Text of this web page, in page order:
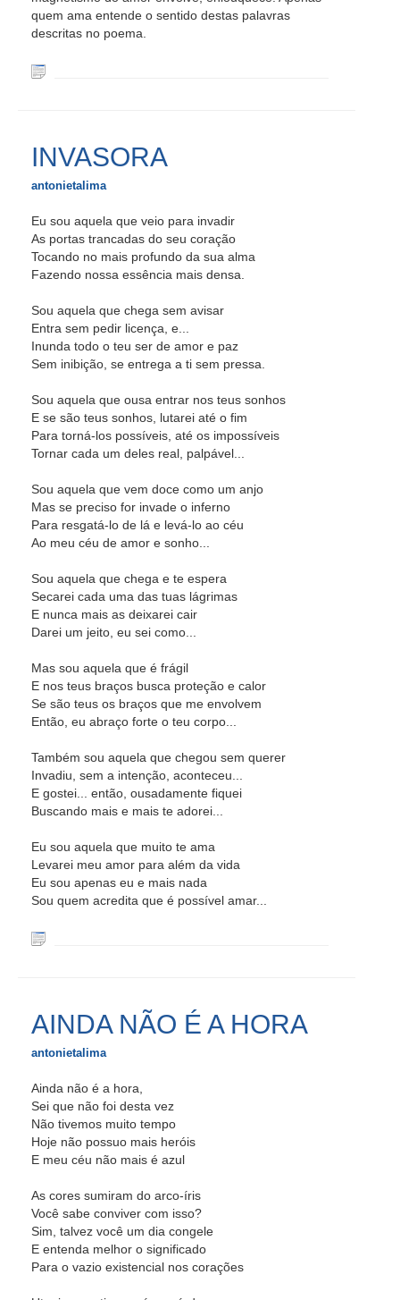
quem ama entende o sentido destas palavras
descritas no poema.
INVASORA
antonietalima
Eu sou aquela que veio para invadir
As portas trancadas do seu coração
Tocando no mais profundo da sua alma
Fazendo nossa essência mais densa.
Sou aquela que chega sem avisar
Entra sem pedir licença, e...
Inunda todo o teu ser de amor e paz
Sem inibição, se entrega a ti sem pressa.
Sou aquela que ousa entrar nos teus sonhos
E se são teus sonhos, lutarei até o fim
Para torná-los possíveis, até os impossíveis
Tornar cada um deles real, palpável...
Sou aquela que vem doce como um anjo
Mas se preciso for invade o inferno
Para resgatá-lo de lá e levá-lo ao céu
Ao meu céu de amor e sonho...
Sou aquela que chega e te espera
Secarei cada uma das tuas lágrimas
E nunca mais as deixarei cair
Darei um jeito, eu sei como...
Mas sou aquela que é frágil
E nos teus braços busca proteção e calor
Se são teus os braços que me envolvem
Então, eu abraço forte o teu corpo...
Também sou aquela que chegou sem querer
Invadiu, sem a intenção, aconteceu...
E gostei... então, ousadamente fiquei
Buscando mais e mais te adorei...
Eu sou aquela que muito te ama
Levarei meu amor para além da vida
Eu sou apenas eu e mais nada
Sou quem acredita que é possível amar...
AINDA NÃO É A HORA
antonietalima
Ainda não é a hora,
Sei que não foi desta vez
Não tivemos muito tempo
Hoje não possuo mais heróis
E meu céu não mais é azul
As cores sumiram do arco-íris
Você sabe conviver com isso?
Sim, talvez você um dia congele
E entenda melhor o significado
Para o vazio existencial nos corações